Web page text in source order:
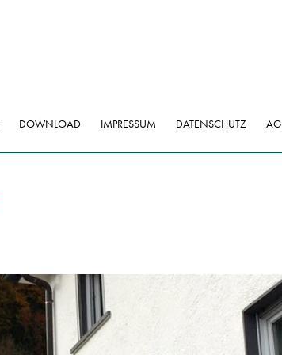
DOWNLOAD IMPRESSUM DATENSCHUTZ